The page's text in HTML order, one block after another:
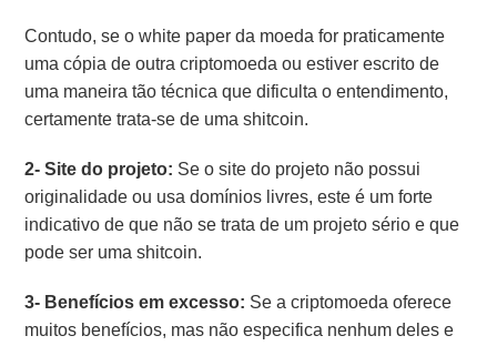
Contudo, se o white paper da moeda for praticamente
uma cópia de outra criptomoeda ou estiver escrito de
uma maneira tão técnica que dificulta o entendimento,
certamente trata-se de uma shitcoin.
2- Site do projeto: Se o site do projeto não possui
originalidade ou usa domínios livres, este é um forte
indicativo de que não se trata de um projeto sério e que
pode ser uma shitcoin.
3- Benefícios em excesso: Se a criptomoeda oferece
muitos benefícios, mas não especifica nenhum deles e